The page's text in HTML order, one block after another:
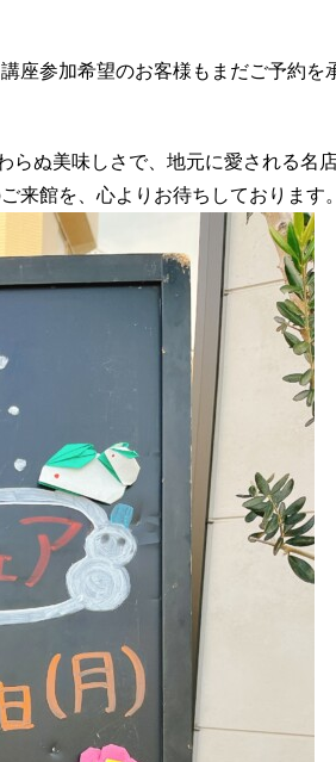
座参加希望のお客様もまだご予約を
らぬ美味しさで、地元に愛される名
来館を、心よりお待ちしております。